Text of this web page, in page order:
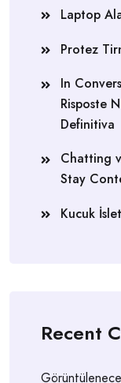
Laptop
Protez
In
Risposte
Definitiva
Chatting
Stay
Kucuk
Recent